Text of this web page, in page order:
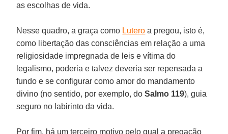
as escolhas de vida.
Nesse quadro, a graça como Lutero a pregou, isto é,
como libertação das consciências em relação a uma
religiosidade impregnada de leis e vítima do
legalismo, poderia e talvez deveria ser repensada a
fundo e se configurar como amor do mandamento
divino (no sentido, por exemplo, doSalmo 119), guia
seguro no labirinto da vida.
Por fim, há um terceiro motivo pelo qual a pregação